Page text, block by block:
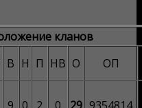
кланов
В Н П НВ О ОП